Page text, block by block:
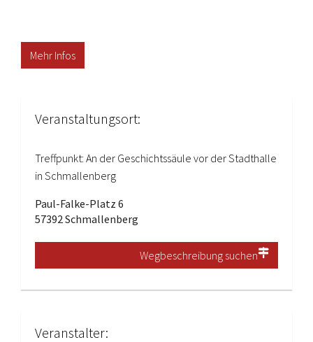
Mehr Infos
Veranstaltungsort:
Treffpunkt: An der Geschichtssäule vor der Stadthalle
in Schmallenberg
Paul-Falke-Platz 6
57392 Schmallenberg
Wegbeschreibung suchen
Veranstalter: